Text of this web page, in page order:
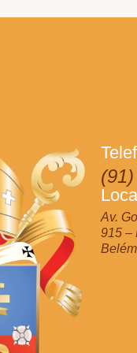
Av.
915 –